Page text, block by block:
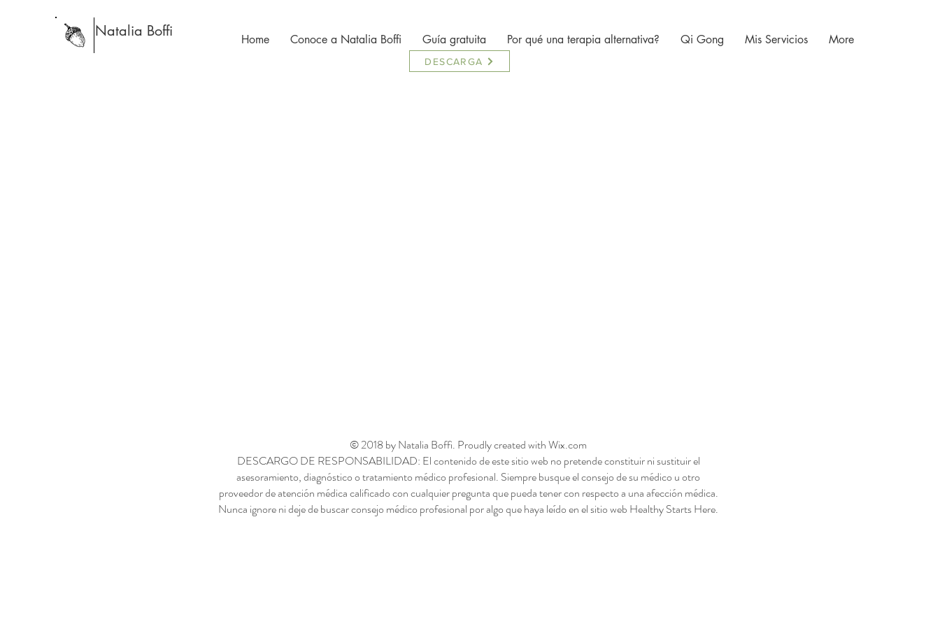
Natalia Boffi Home Conoce a Natalia Boffi Guía gratuita Por qué una terapia alternativa? Qi Gong Mis Servicios More
DESCARGA
© 2018 by Natalia Boffi. Proudly created with Wix.com
DESCARGO DE RESPONSABILIDAD: El contenido de este sitio web no pretende constituir ni sustituir el
asesoramiento, diagnóstico o tratamiento médico profesional. Siempre busque el consejo de su médico u otro
proveedor de atención médica calificado con cualquier pregunta que pueda tener con respecto a una afección médica.
Nunca ignore ni deje de buscar consejo médico profesional por algo que haya leído en el sitio web Healthy Starts Here.